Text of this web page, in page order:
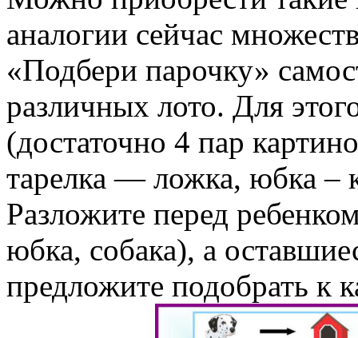
аналогии сейчас
«Подбери парочку»
различных лото. Для
(достаточно 4 пар
тарелка — ложка, юбка –
Разложите перед
юбка, собака), а
предложите подобрать к